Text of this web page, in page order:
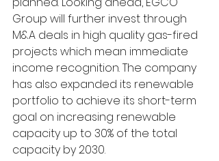
Group will further invest through
M&A deals in high quality gas-fired
projects which mean immediate
income recognition. The company
has also expanded its renewable
portfolio to achieve its short-term
goal on increasing renewable
capacity up to 30% of the total
capacity by 2030.